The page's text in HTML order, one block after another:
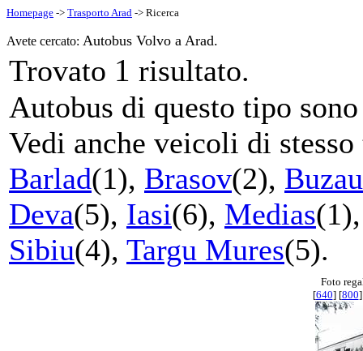
Homepage -> Trasporto Arad -> Ricerca
Avete cercato: Autobus Volvo a Arad.
Trovato 1 risultato.
Autobus di questo tipo
Vedi anche veicoli di
Barlad(1), Brasov(2), Buzau
Deva(5), Iasi(6), Medias
Sibiu(4), Targu Mures(5).
Foto
[640] [800